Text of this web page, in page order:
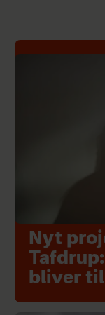
Nyt
bliver til